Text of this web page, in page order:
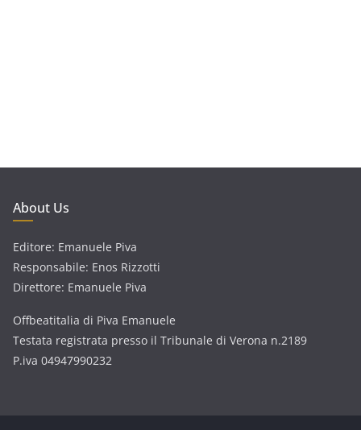
About Us
Editore: Emanuele Piva
Responsabile: Enos Rizzotti
Direttore: Emanuele Piva
Offbeatitalia di Piva Emanuele
Testata registrata presso il Tribunale di Verona n.2189
P.iva 04947990232